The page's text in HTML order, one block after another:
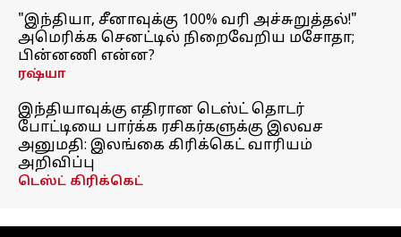
"இந்தியா, சீனாவுக்கு 100% வரி அச்சுறுத்தல்!"
அமெரிக்க செனட்டில் நிறைவேறிய மசோதா;
பின்னணி என்ன?
ரஷ்யா
இந்தியாவுக்கு எதிரான டெஸ்ட் தொடர்
போட்டியை பார்க்க ரசிகர்களுக்கு இலவச
அனுமதி: இலங்கை கிரிக்கெட் வாரியம்
அறிவிப்பு
டெஸ்ட் கிரிக்கெட்